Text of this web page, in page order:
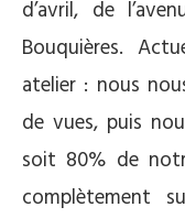
d’avril, de
Bouquières.
atelier : nous
de vues, puis
soit 80% de
complètement